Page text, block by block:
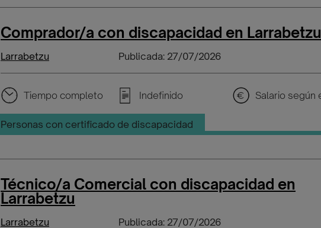
Comprador/a con discapacidad en Larrabetzu
Larrabetzu Publicada: 27/07/2026
Tiempo completo Indefinido
Personas con certificado de discapacidad
Técnico/a Comercial con discapacidad en
Larrabetzu
Larrabetzu Publicada: 27/07/2026